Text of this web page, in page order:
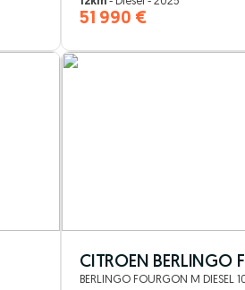
51 990 €
CITROEN BERLINGO
BERLINGO FOURGON M DIESEL